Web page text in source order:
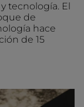
tecnología. El
de
hace
de 15